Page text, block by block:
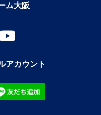
ム大阪
アカウント